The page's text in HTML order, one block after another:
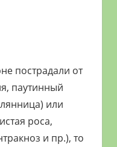
пострадали от
паутинный
или
роса,
и пр.), то